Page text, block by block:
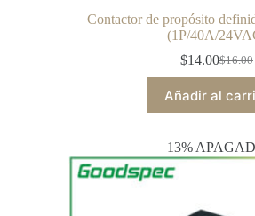
Contactor de propósito
(1P/40A/
$16.00
$14.00
Añadir al
13%